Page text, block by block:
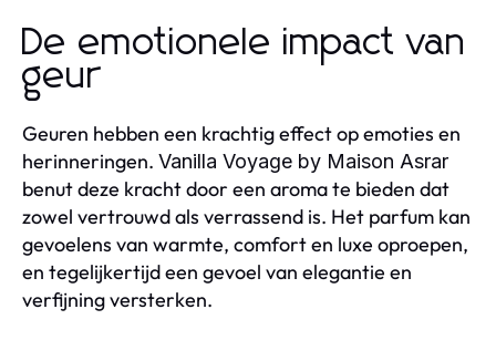
De emotionele impact van
geur
Geuren hebben een krachtig effect op emoties en
herinneringen. Vanilla Voyage by Maison Asrar
benut deze kracht door een aroma te bieden dat
zowel vertrouwd als verrassend is. Het parfum kan
gevoelens van warmte, comfort en luxe oproepen,
en tegelijkertijd een gevoel van elegantie en
verfijning versterken.